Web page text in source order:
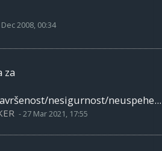
2008, 00:34
za
nesigurnost/neuspehe...
-27 Mar 2021, 17:55